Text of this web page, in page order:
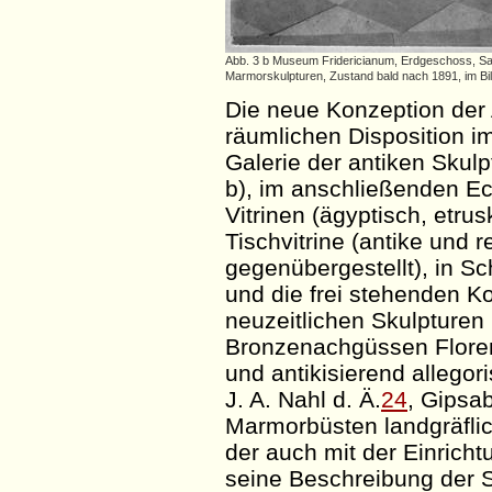
Abb. 3 b Museum Fridericianum, Erdgeschoss,
Marmorskulpturen, Zustand bald nach 1891, im
Die neue Konzeption
räumlichen Disposition
Galerie der antiken
b), im anschließenden
Vitrinen (ägyptisch,
Tischvitrine (antike und
gegenübergestellt), in
und die frei stehenden
neuzeitlichen
Bronzenachgüssen
und antikisierend
J. A. Nahl d. Ä.24,
Marmorbüsten
der auch mit der
seine Beschreibung der